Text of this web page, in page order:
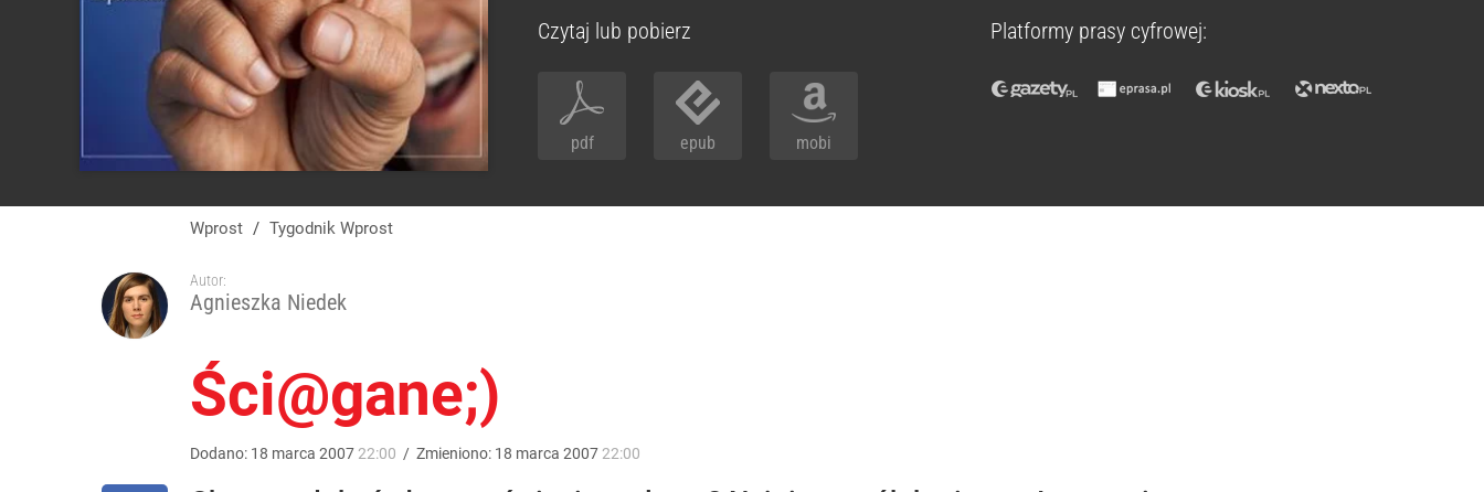
Czytaj lub pobierz
pdf epub mobi
Platformy prasy cyfrowej:
Wprost / Tygodnik Wprost
Autor:
Agnieszka Niedek
Ści@gane;)
Dodano: 18 marca 2007 22:00 / Zmieniono: 18 marca 2007 22:00